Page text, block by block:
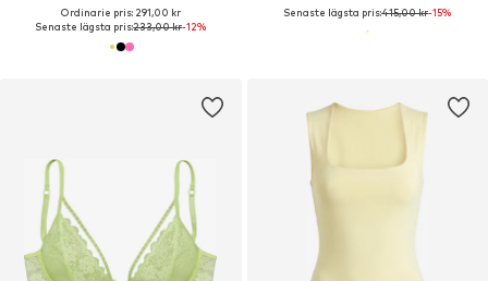
Ordinarie pris: 291,00 kr
Senaste lägsta pris:233,00 kr-12%
Senaste lägsta pris:415,00 kr-15%